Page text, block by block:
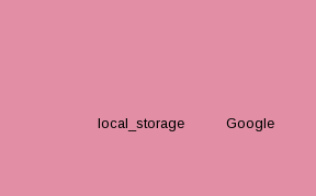
local_storage Google